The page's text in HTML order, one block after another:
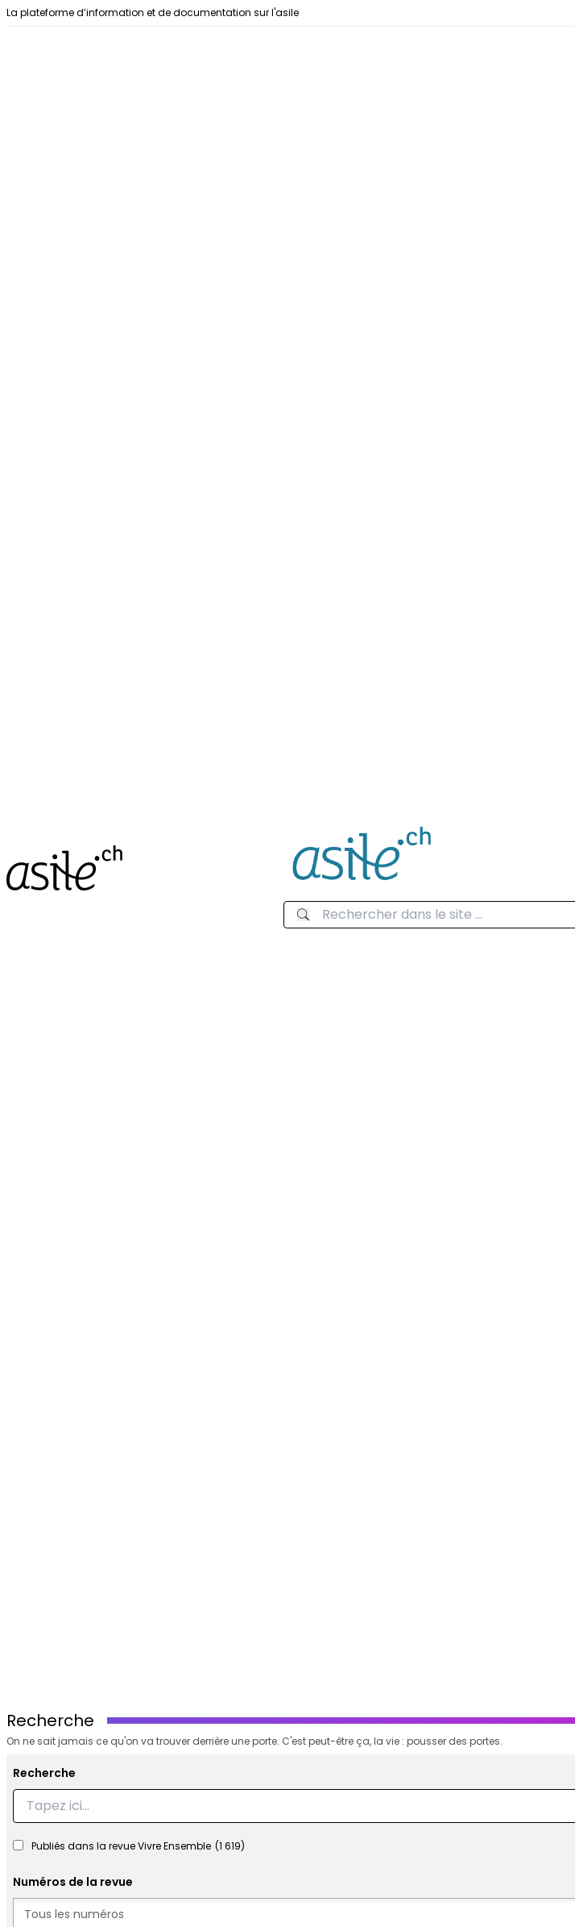
Aller au contenu
La plateforme d’information et de documentation sur l'asile
Recherche
On ne sait jamais ce qu'on va trouver derrière une porte. C'est peut-être ça, la vie : pousser des portes.
Recherche
Recherche
Publiés dans la revue Vivre Ensemble (1 619)
Numéros de la revue
Numéros